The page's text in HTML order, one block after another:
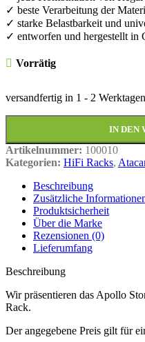
✓ beste Verarbeitung der
✓ starke Belastbarkeit und
✓ entworfen und hergestellt in
Vorrätig
versandfertig in 1 - 2 Werktagen
IN DEN
Artikelnummer: 100010
Kategorien: HiFi Racks,
Beschreibung
Zusätzliche
Produktsicherheit
Über die Marke
Rezensionen (0)
Lieferumfang
Beschreibung
Wir präsentieren das Apollo
Rack.
Der angegebene Preis gilt für